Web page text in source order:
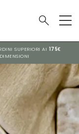
SUPERIORI AI 175€